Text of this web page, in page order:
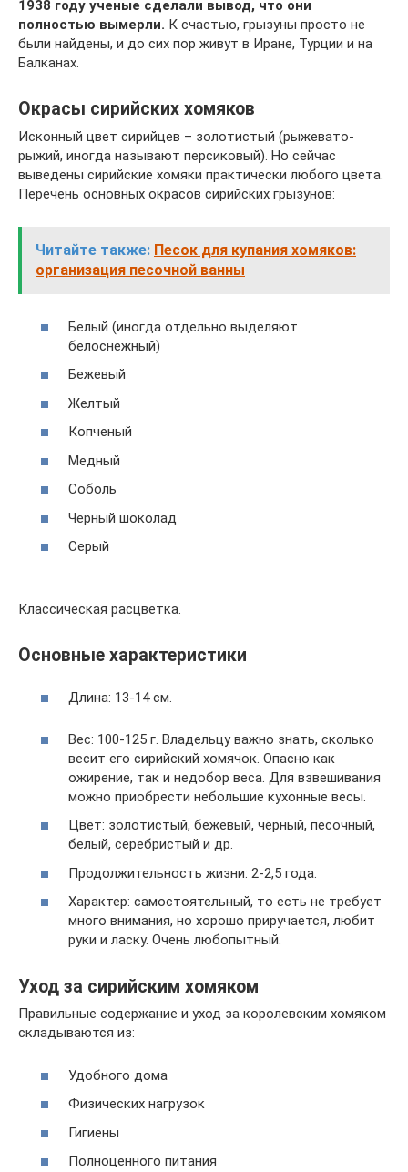
1938 году ученые сделали вывод, что они
полностью вымерли. К счастью, грызуны просто не
были найдены, и до сих пор живут в Иране, Турции и на
Балканах.
Окрасы сирийских хомяков
Исконный цвет сирийцев – золотистый (рыжевато-
рыжий, иногда называют персиковый). Но сейчас
выведены сирийские хомяки практически любого цвета.
Перечень основных окрасов сирийских грызунов:
Читайте также: Песок для купания хомяков:
организация песочной ванны
Белый (иногда отдельно выделяют
белоснежный)
Бежевый
Желтый
Копченый
Медный
Соболь
Черный шоколад
Серый
Классическая расцветка.
Основные характеристики
Длина: 13-14 см.
Вес: 100-125 г. Владельцу важно знать, сколько
весит его сирийский хомячок. Опасно как
ожирение, так и недобор веса. Для взвешивания
можно приобрести небольшие кухонные весы.
Цвет: золотистый, бежевый, чёрный, песочный,
белый, серебристый и др.
Продолжительность жизни: 2-2,5 года.
Характер: самостоятельный, то есть не требует
много внимания, но хорошо приручается, любит
руки и ласку. Очень любопытный.
Уход за сирийским хомяком
Правильные содержание и уход за королевским хомяком
складываются из:
Удобного дома
Физических нагрузок
Гигиены
Полноценного питания